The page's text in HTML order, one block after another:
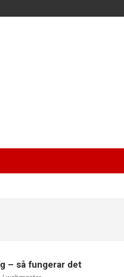
– så fungerar det